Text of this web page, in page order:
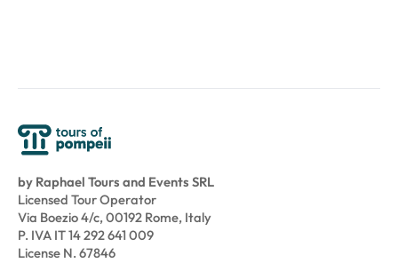
by Raphael Tours and Events SRL
Licensed Tour Operator
Via Boezio 4/c, 00192 Rome, Italy
P. IVA IT 14 292 641 009
License N. 67846